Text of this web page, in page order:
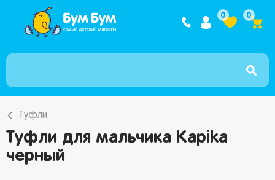
Интернет
0 0
Туфли
Туфли для мальчика Kapika
черный